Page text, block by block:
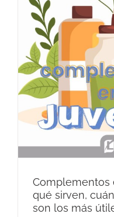
Complementos
qué sirven,
son los más